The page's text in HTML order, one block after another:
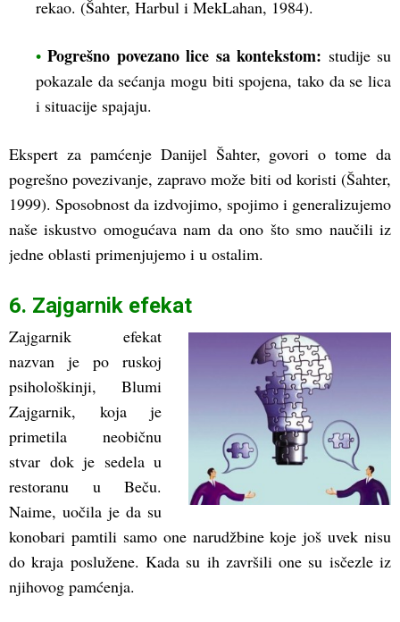
rekao. (Šahter, Harbul i MekLahan, 1984).
• Pogrešno povezano lice sa kontekstom: studije su
pokazale da sećanja mogu biti spojena, tako da se lica
i situacije spajaju.
Ekspert za pamćenje Danijel Šahter, govori o tome da
pogrešno povezivanje, zapravo može biti od koristi (Šahter,
1999). Sposobnost da izdvojimo, spojimo i generalizujemo
naše iskustvo omogućava nam da ono što smo naučili iz
jedne oblasti primenjujemo i u ostalim.
6. Zajgarnik efekat
Zajgarnik efekat
nazvan je po ruskoj
psihološkinji, Blumi
Zajgarnik, koja je
primetila neobičnu
stvar dok je sedela u
restoranu u Beču.
Naime, uočila je da su
konobari pamtili samo one narudžbine koje još uvek nisu
do kraja poslužene. Kada su ih završili one su isčezle iz
njihovog pamćenja.